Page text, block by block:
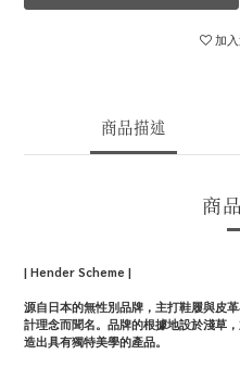
加
商品描述
商
| Hender Scheme |
源自日本的無性別品牌，主打鞋履與皮
計理念而聞名。品牌的根據地設於淺草
造出具有獨特美學的產品。